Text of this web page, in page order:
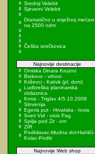
Srednji Velebit
Sjeverni Velebit
Dramatično u snježnoj mećavi
na 2500 ndm
Češka smrčkovica
Najnovije destinacije
Omiska Dinara Kruzno
Biokovo - vrhovi
Križevci - Kalnik (pl. dom)
Ludbreška planinarska
obilaznica
Krma - Triglav 4/5.10.2008
Slovenija
Egeria put - Hrvatska - Iovia
Sveti Vid - otok Pag
Spilja pod Zir - om
ZIR
Podkilavac-Mudna dol-Hahlići-
Kolac-Podki
Najnovije Web shop